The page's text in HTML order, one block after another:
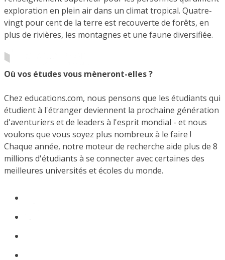
exploration en plein air dans un climat tropical. Quatre-
vingt pour cent de la terre est recouverte de forêts, en
plus de rivières, les montagnes et une faune diversifiée.
Où vos études vous mèneront-elles ?
Chez educations.com, nous pensons que les étudiants qui
étudient à l'étranger deviennent la prochaine génération
d'aventuriers et de leaders à l'esprit mondial - et nous
voulons que vous soyez plus nombreux à le faire !
Chaque année, notre moteur de recherche aide plus de 8
millions d'étudiants à se connecter avec certaines des
meilleures universités et écoles du monde.